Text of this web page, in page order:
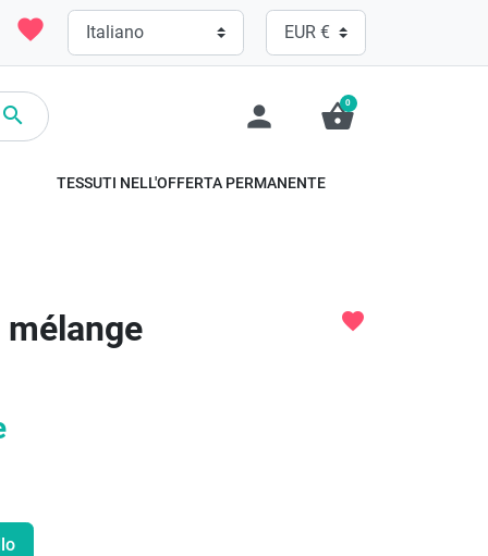
favorite
 person shopping_basket
0
TESSUTI NELL'OFFERTA PERMANENTE
favorite